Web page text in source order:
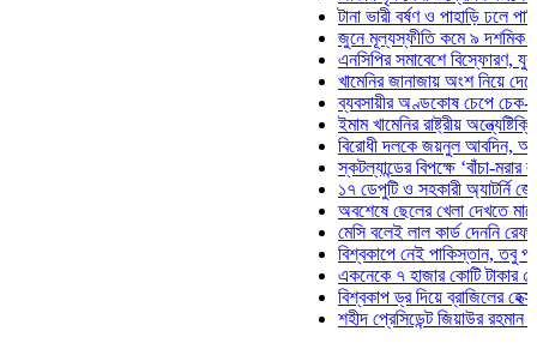
টানা ভারী বর্ষণ ও পাহাড়ি ঢলে পানিবন্দি
জুনে মূল্যস্ফীতি কমে ৯ দশমিক ১৬
এনসিপির সমাবেশে বিস্ফোরণ, যুবলীগের
খামেনির জানাজায় অংশ নিয়ে দেশে
ব্যবসায়ীর অণ্ডকোষ চেপে চেক-
ইমাম খামেনির রাষ্ট্রীয়
বিরোধী দলকে জয়নুল আবদিন, আপনারা
স্কটল্যান্ডের বিপক্ষে ‘বাঁচা-মরার
১৭ ডেপুটি ও সহকারী অ্যাটর্নি
অবশেষে ছেলের খেলা দেখতে মাঠে
মেসি বলেই লাল কার্ড দেননি রেফারি!
বিশ্বকাপে নেই পাকিস্তান, তবু প্রতিটি
একনেকে ৭ হাজার কোটি টাকার ৫
বিশ্বকাপ ড্র দিয়ে ব্রাজিলের হেক্সা
শহীদ প্রেসিডেন্ট জিয়াউর রহমান